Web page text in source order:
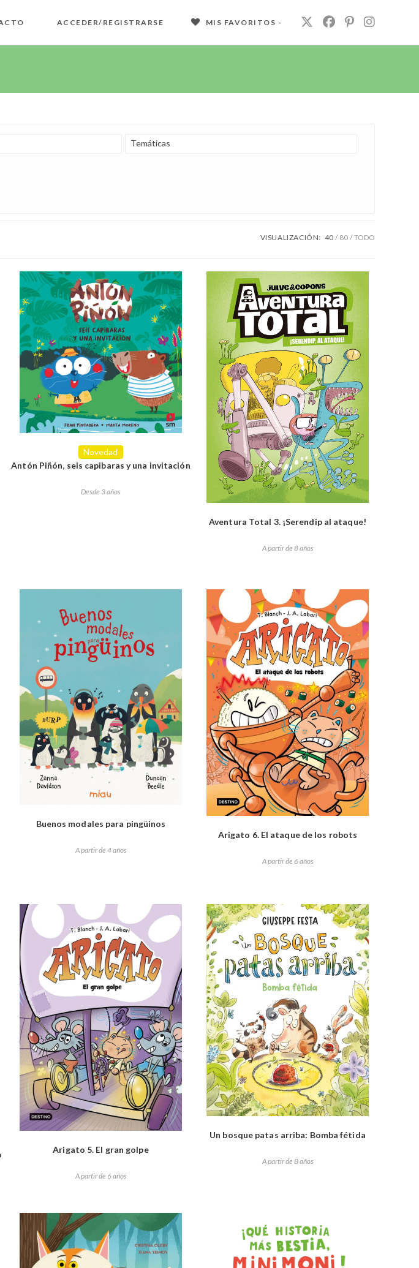
ACCEDER/REGISTRARSE MIS FAVORITOS -
Temáticas
VISUALIZACIÓN: 40 80 TODO
Novedad
Antón Piñón, seis capibaras y una invitación
Desde 3 años
Aventura Total 3. ¡Serendip al ataque!
A partir de 8 años
Buenos modales para pingüinos
A partir de 4 años
Arigato 6. El ataque de los robots
A partir de 6 años
Arigato 5. El gran golpe
A partir de 6 años
Un bosque patas arriba: Bomba fétida
A partir de 8 años